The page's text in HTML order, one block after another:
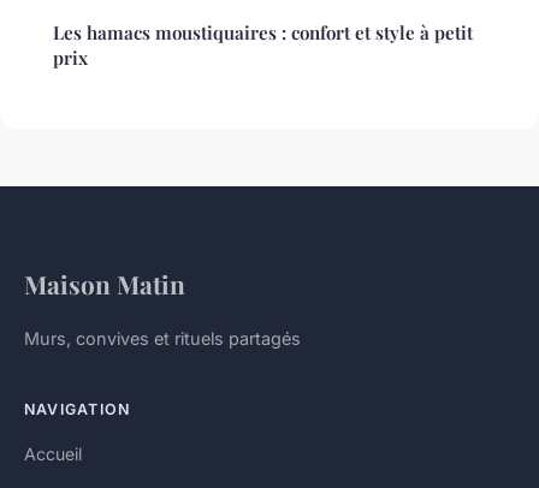
Les hamacs moustiquaires : confort et style à petit
prix
Maison Matin
Murs, convives et rituels partagés
NAVIGATION
Accueil